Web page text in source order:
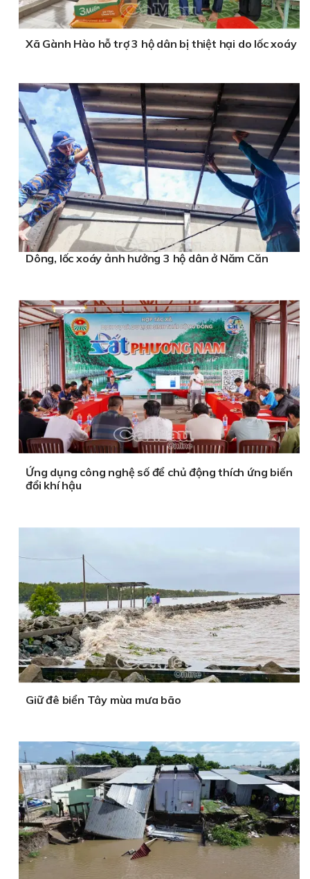
Xã Gành Hào hỗ trợ 3 hộ dân bị thiệt hại do lốc xoáy
Dông, lốc xoáy ảnh hưởng 3 hộ dân ở Năm Căn
Ứng dụng công nghệ số để chủ động thích ứng biến
đổi khí hậu
Giữ đê biển Tây mùa mưa bão